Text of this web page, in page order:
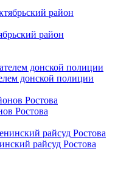
район
донской полиции
Ростова
райсуд Ростова